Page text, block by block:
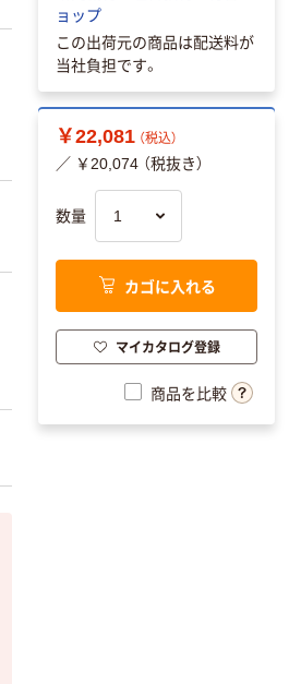
ョップ
この出荷元の商品は配送料が
当社負担です。
￥22,081 （税込）
／ ￥20,074 （税抜き）
数量
カゴに入れる
マイカタログ登録
商品を比較